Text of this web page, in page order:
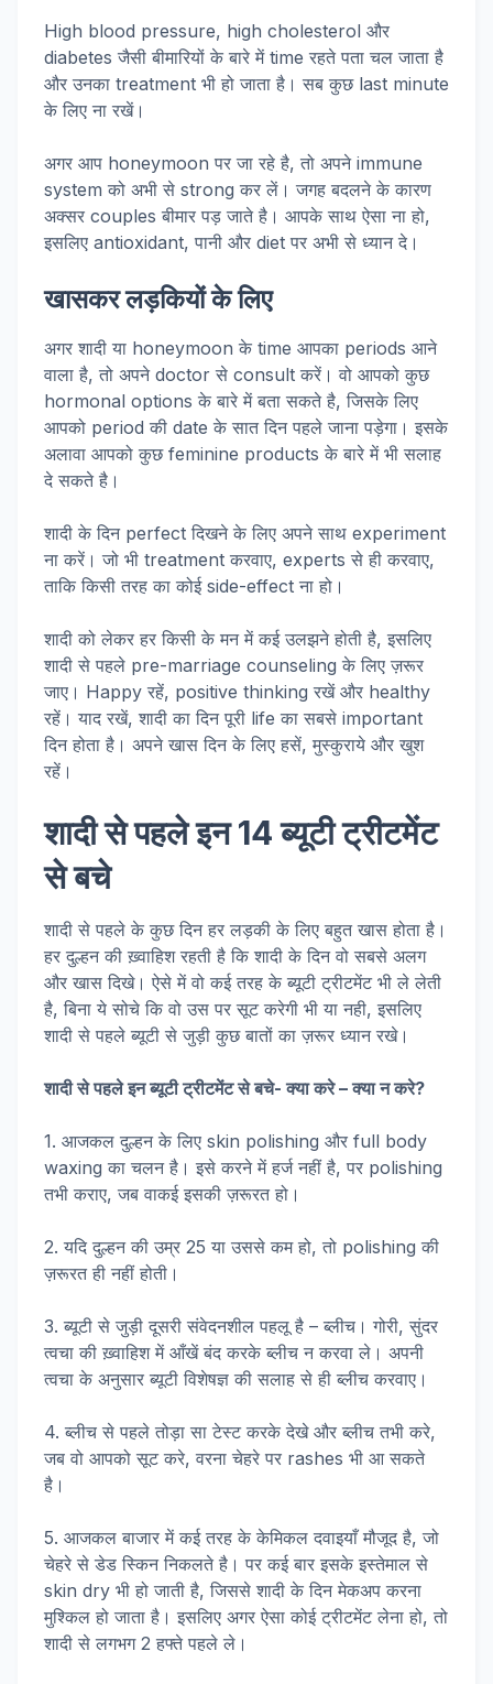
High blood pressure, high cholesterol और
diabetes जैसी बीमारियों के बारे में time रहते पता चल जाता है
और उनका treatment भी हो जाता है। सब कुछ last minute
के लिए ना रखें।
अगर आप honeymoon पर जा रहे है, तो अपने immune
system को अभी से strong कर लें। जगह बदलने के कारण
अक्सर couples बीमार पड़ जाते है। आपके साथ ऐसा ना हो,
इसलिए antioxidant, पानी और diet पर अभी से ध्यान दे।
खासकर लड़कियों के लिए
अगर शादी या honeymoon के time आपका periods आने
वाला है, तो अपने doctor से consult करें। वो आपको कुछ
hormonal options के बारे में बता सकते है, जिसके लिए
आपको period की date के सात दिन पहले जाना पड़ेगा। इसके
अलावा आपको कुछ feminine products के बारे में भी सलाह
दे सकते है।
शादी के दिन perfect दिखने के लिए अपने साथ experiment
ना करें। जो भी treatment करवाए, experts से ही करवाए,
ताकि किसी तरह का कोई side-effect ना हो।
शादी को लेकर हर किसी के मन में कई उलझने होती है, इसलिए
शादी से पहले pre-marriage counseling के लिए ज़रूर
जाए। Happy रहें, positive thinking रखें और healthy
रहें। याद रखें, शादी का दिन पूरी life का सबसे important
दिन होता है। अपने खास दिन के लिए हसें, मुस्कुराये और खुश
रहें।
शादी से पहले इन 14 ब्यूटी ट्रीटमेंट
से बचे
शादी से पहले के कुछ दिन हर लड़की के लिए बहुत खास होता है।
हर दुल्हन की ख़्वाहिश रहती है कि शादी के दिन वो सबसे अलग
और खास दिखे। ऐसे में वो कई तरह के ब्यूटी ट्रीटमेंट भी ले लेती
है, बिना ये सोचे कि वो उस पर सूट करेगी भी या नही, इसलिए
शादी से पहले ब्यूटी से जुड़ी कुछ बातों का ज़रूर ध्यान रखे।
शादी से पहले इन ब्यूटी ट्रीटमेंट से बचे- क्या करे – क्या न करे?
1. आजकल दुल्हन के लिए skin polishing और full body
waxing का चलन है। इसे करने में हर्ज नहीं है, पर polishing
तभी कराए, जब वाकई इसकी ज़रूरत हो।
2. यदि दुल्हन की उम्र 25 या उससे कम हो, तो polishing की
ज़रूरत ही नहीं होती।
3. ब्यूटी से जुड़ी दूसरी संवेदनशील पहलू है – ब्लीच। गोरी, सुंदर
त्वचा की ख़्वाहिश में आँखें बंद करके ब्लीच न करवा ले। अपनी
त्वचा के अनुसार ब्यूटी विशेषज्ञ की सलाह से ही ब्लीच करवाए।
4. ब्लीच से पहले तोड़ा सा टेस्ट करके देखे और ब्लीच तभी करे,
जब वो आपको सूट करे, वरना चेहरे पर rashes भी आ सकते
है।
5. आजकल बाजार में कई तरह के केमिकल दवाइयाँ मौजूद है, जो
चेहरे से डेड स्किन निकलते है। पर कई बार इसके इस्तेमाल से
skin dry भी हो जाती है, जिससे शादी के दिन मेकअप करना
मुश्किल हो जाता है। इसलिए अगर ऐसा कोई ट्रीटमेंट लेना हो, तो
शादी से लगभग 2 हफ्ते पहले ले।